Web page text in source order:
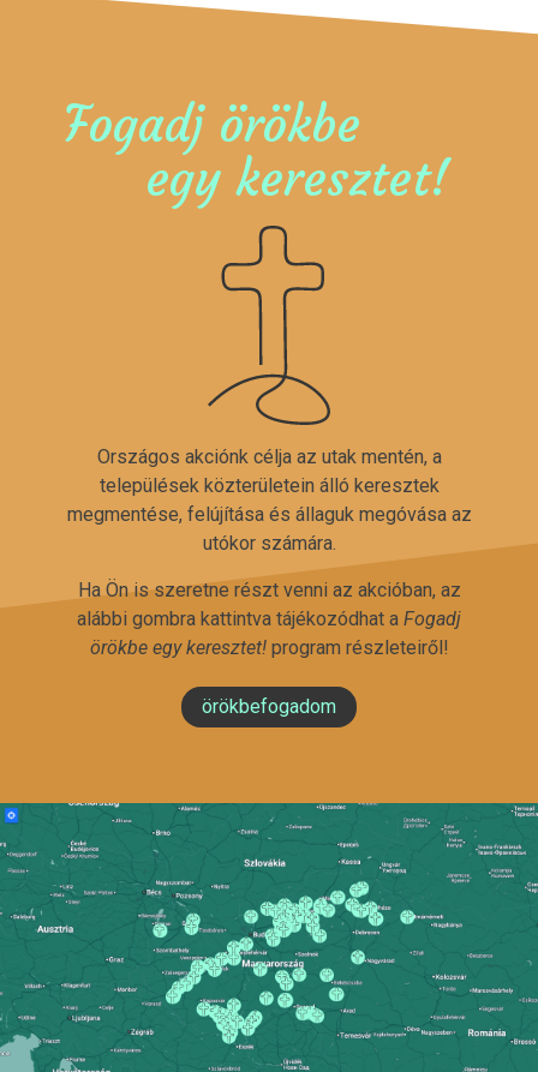
Fogadj örökbe
egy keresztet!
Országos akciónk célja az utak mentén, a
települések közterületein álló keresztek
megmentése, felújítása és állaguk megóvása az
utókor számára.
Ha Ön is szeretne részt venni az akcióban, az
alábbi gombra kattintva tájékozódhat a Fogadj
örökbe egy keresztet!program részleteiről!
örökbefogadom